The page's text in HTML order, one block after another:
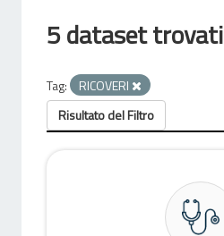
5 dataset trovati
Tag:
RICOVERI
Risultato del Filtro